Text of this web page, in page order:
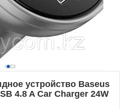
устройство Baseus
4.8 A Car Charger 24W